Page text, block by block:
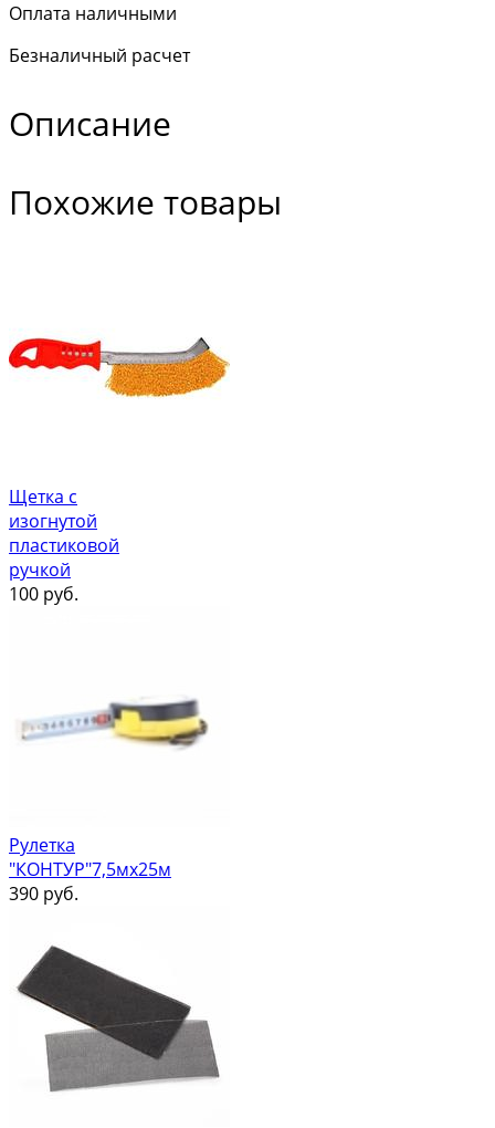
Оплата наличными
Безналичный расчет
Описание
Похожие товары
Щетка с
изогнутой
пластиковой
ручкой
100 руб.
Рулетка
"КОНТУР"7,5мх25м
390 руб.